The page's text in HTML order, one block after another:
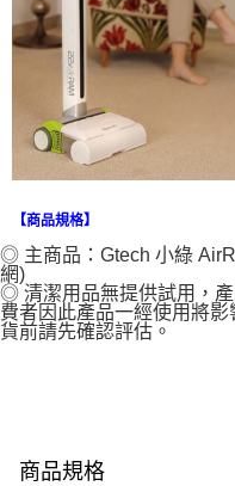
【商品規格】
◎ 主商品：Gtech 小綠
網)
◎ 清潔用品無提供試用，
費者因此產品一經使用將
貨前請先確認評估。
商品規格